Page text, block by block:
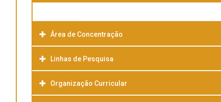
Área de Concentração
Linhas de Pesquisa
Organização Curricular